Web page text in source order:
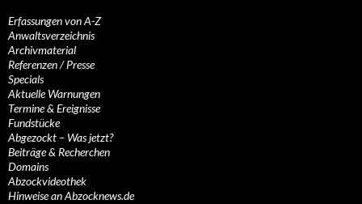
Erfassungen von A-Z
Anwaltsverzeichnis
Archivmaterial
Referenzen / Presse
Specials
Aktuelle Warnungen
Termine & Ereignisse
Fundstücke
Abgezockt – Was jetzt?
Beiträge & Recherchen
Domains
Abzockvideothek
Hinweise an Abzocknews.de